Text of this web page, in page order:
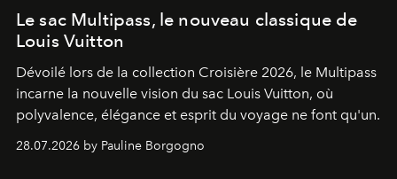
Le sac Multipass, le nouveau classique de
Louis Vuitton
Dévoilé lors de la collection Croisière 2026, le Multipass
incarne la nouvelle vision du sac Louis Vuitton, où
polyvalence, élégance et esprit du voyage ne font qu'un.
28.07.2026 by Pauline Borgogno